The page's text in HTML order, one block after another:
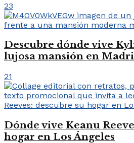
23
Descubre dónde vive
lujosa mansión en
21
Dónde vive Keanu
hogar en Los Ángeles